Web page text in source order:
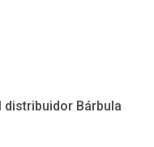
distribuidor Bárbula